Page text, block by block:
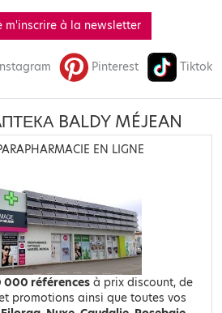
m'inscrire à la newsletter
Pinterest Tiktok
BALDY MÉJEAN
EN LIGNE
000 références à prix discount, de
promotions ainsi que toutes vos